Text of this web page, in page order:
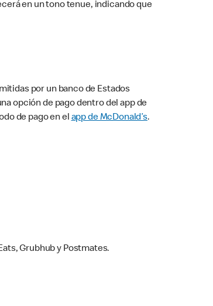
en un tono tenue, indicando que
por un banco de Estados
opción de pago dentro del app de
de pago en elapp de McDonald’s.
Grubhub y Postmates.